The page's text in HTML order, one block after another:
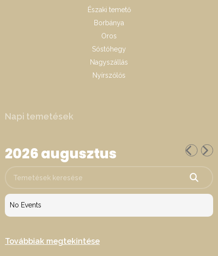
Északi temető
Borbánya
Oros
Sóstóhegy
Nagyszállás
Nyírszőlős
Napi temetések
2026 augusztus
No Events
Továbbiak megtekintése